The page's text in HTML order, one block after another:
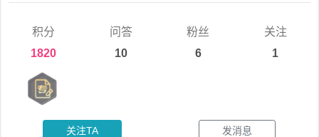
积分
1820
问答
10
粉丝
6
关注
1
关注TA 发消息